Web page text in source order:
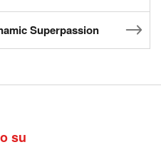
Superpassion
su